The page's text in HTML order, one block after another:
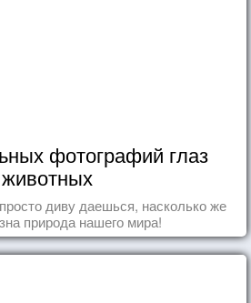
фотографий глаз
животных
диву даешься, насколько же
природа нашего мира!